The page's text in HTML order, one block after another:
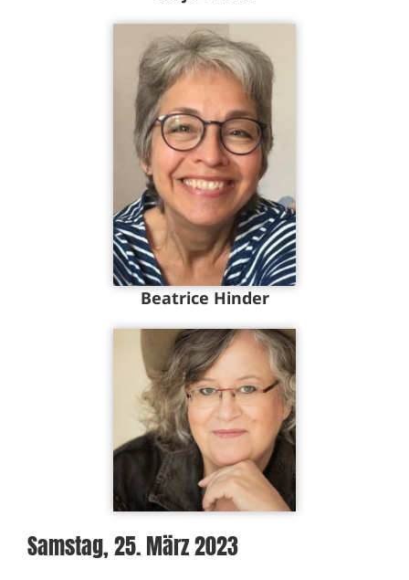
Beatrice Hinder
Samstag, 25. März 2023